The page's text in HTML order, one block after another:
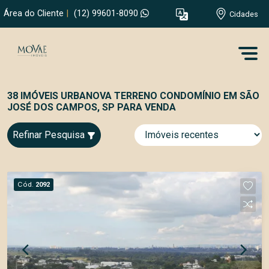
Área do Cliente (12) 99601-8090 Cidades
38 IMÓVEIS URBANOVA TERRENO CONDOMÍNIO EM SÃO
JOSÉ DOS CAMPOS, SP PARA VENDA
Refinar Pesquisa
Cód. 2092